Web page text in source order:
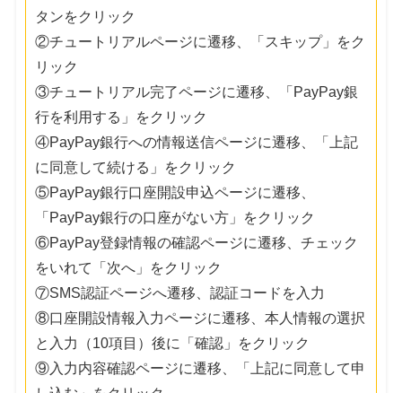
タンをクリック
②チュートリアルページに遷移、「スキップ」をク
リック
③チュートリアル完了ページに遷移、「PayPay銀
行を利用する」をクリック
④PayPay銀行への情報送信ページに遷移、「上記
に同意して続ける」をクリック
⑤PayPay銀行口座開設申込ページに遷移、
「PayPay銀行の口座がない方」をクリック
⑥PayPay登録情報の確認ページに遷移、チェック
をいれて「次へ」をクリック
⑦SMS認証ページへ遷移、認証コードを入力
⑧口座開設情報入力ページに遷移、本人情報の選択
と入力（10項目）後に「確認」をクリック
⑨入力内容確認ページに遷移、「上記に同意して申